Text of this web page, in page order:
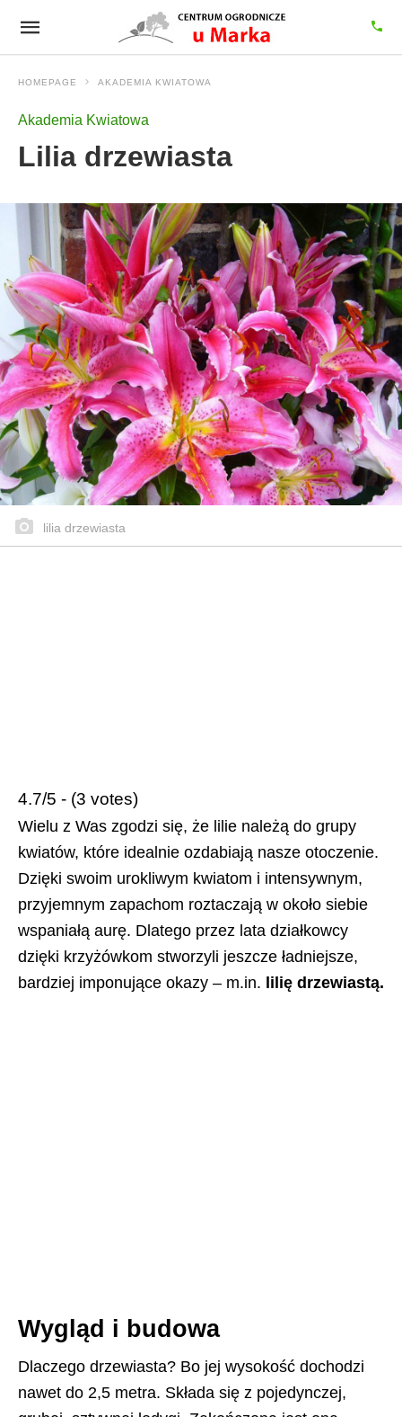
HOMEPAGE AKADEMIA KWIATOWA
Akademia Kwiatowa
Lilia drzewiasta
lilia drzewiasta
4.7/5 - (3 votes)
Wielu z Was zgodzi się, że lilie należą do grupy
kwiatów, które idealnie ozdabiają nasze otoczenie.
Dzięki swoim urokliwym kwiatom i intensywnym,
przyjemnym zapachom roztaczają w około siebie
wspaniałą aurę. Dlatego przez lata działkowcy
dzięki krzyżówkom stworzyli jeszcze ładniejsze,
bardziej imponujące okazy – m.in. lilię drzewiastą.
Wygląd i budowa
Dlaczego drzewiasta? Bo jej wysokość dochodzi
nawet do 2,5 metra. Składa się z pojedynczej,